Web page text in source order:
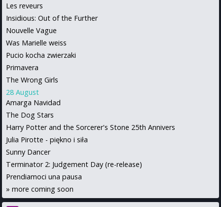
Les reveurs
Insidious: Out of the Further
Nouvelle Vague
Was Marielle weiss
Pucio kocha zwierzaki
Primavera
The Wrong Girls
28 August
Amarga Navidad
The Dog Stars
Harry Potter and the Sorcerer's Stone 25th Annivers
Julia Pirotte - piękno i siła
Sunny Dancer
Terminator 2: Judgement Day (re-release)
Prendiamoci una pausa
» more coming soon